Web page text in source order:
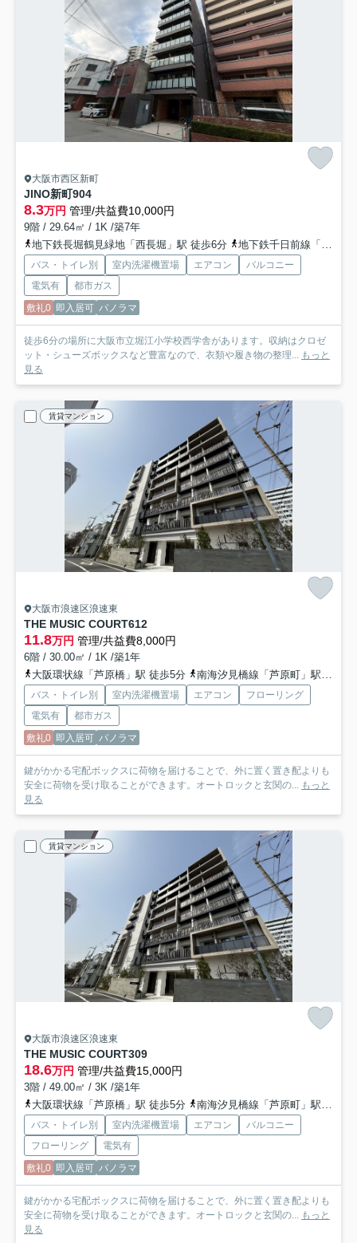
大阪市西区新町
JINO新町904
8.3万円 管理/共益費10,000円
9階 / 29.64㎡ / 1K /築7年
地下鉄長堀鶴見緑地「西長堀」駅 徒歩6分
地下鉄千日前線「阿波座」駅 徒歩9分
バス・トイレ別 室内洗濯機置場 エアコン
バルコニー
電気有
都市ガス
敷礼0 即入居可 パノラマ
徒歩6分の場所に大阪市立堀江小学校西学舎があります。収納はクロゼ
ット・シューズボックスなど豊富なので、衣類や履き物の整理... もっと
見る
賃貸マンション
大阪市浪速区浪速東
THE MUSIC COURT612
11.8万円 管理/共益費8,000円
6階 / 30.00㎡ / 1K /築1年
大阪環状線「芦原橋」駅 徒歩5分
南海汐見橋線「芦原町」駅 徒歩8分
バス・トイレ別 室内洗濯機置場 エアコン
フローリング
電気有
都市ガス
敷礼0 即入居可 パノラマ
鍵がかかる宅配ボックスに荷物を届けることで、外に置く置き配よりも
安全に荷物を受け取ることができます。オートロックと玄関の... もっと
見る
賃貸マンション
大阪市浪速区浪速東
THE MUSIC COURT309
18.6万円 管理/共益費15,000円
3階 / 49.00㎡ / 3K /築1年
大阪環状線「芦原橋」駅 徒歩5分
南海汐見橋線「芦原町」駅 徒歩8分
バス・トイレ別 室内洗濯機置場 エアコン
バルコニー
フローリング
電気有
敷礼0 即入居可 パノラマ
鍵がかかる宅配ボックスに荷物を届けることで、外に置く置き配よりも
安全に荷物を受け取ることができます。オートロックと玄関の... もっと
見る